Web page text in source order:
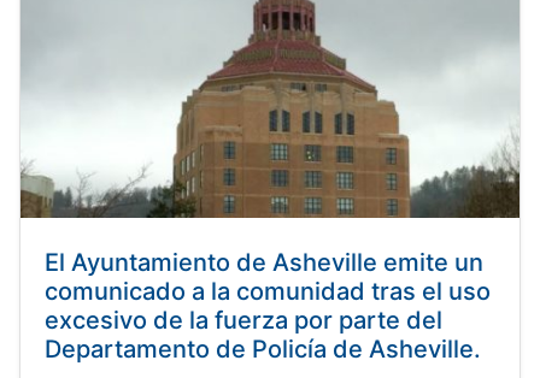
El Ayuntamiento de Asheville emite un
comunicado a la comunidad tras el uso
excesivo de la fuerza por parte del
Departamento de Policía de Asheville.